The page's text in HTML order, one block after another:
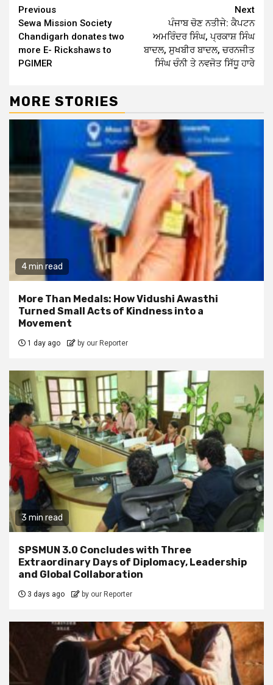
Continue
Reading
Previous
Sewa Mission Society
Chandigarh donates two
more E- Rickshaws to
PGIMER
Next
ਪੰਜਾਬ ਚੋਣ ਨਤੀਜੇ: ਕੈਪਟਨ
ਅਮਰਿੰਦਰ ਸਿੰਘ, ਪ੍ਰਕਾਸ਼ ਸਿੰਘ
ਬਾਦਲ, ਸੁਖਬੀਰ ਬਾਦਲ, ਚਰਨਜੀਤ
ਸਿੰਘ ਚੰਨੀ ਤੇ ਨਵਜੋਤ ਸਿੱਧੂ ਹਾਰੇ
MORE STORIES
4 min read
More Than Medals: How Vidushi Awasthi
Turned Small Acts of Kindness into a
Movement
1 day ago by our Reporter
3 min read
SPSMUN 3.0 Concludes with Three
Extraordinary Days of Diplomacy, Leadership
and Global Collaboration
3 days ago by our Reporter